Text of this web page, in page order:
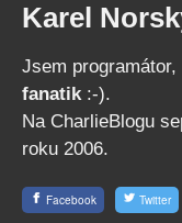
Karel
Jsem
fanatik :-).
Na CharlieBlogu
roku 2006.
Facebook Twitter